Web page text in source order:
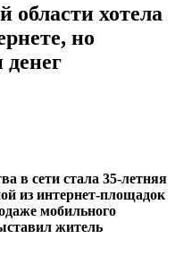
хотела
но
денег
в сети стала 35-летняя
из интернет-площадок
мобильного
житель